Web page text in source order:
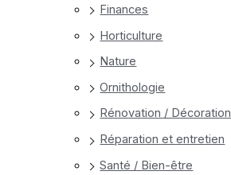
Finances
Horticulture
Nature
Ornithologie
Rénovation / Décoration
Réparation et entretien
Santé / Bien-être